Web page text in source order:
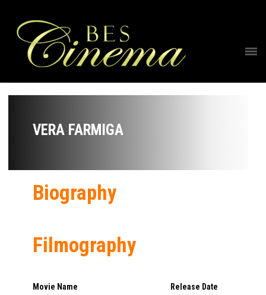
VERA FARMIGA
Biography
Filmography
Movie Name Release Date